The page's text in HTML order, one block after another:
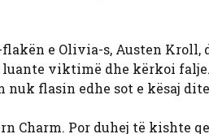
e Olivia-s, Austen Kroll,
luante viktimë dhe kërkoi
flasin edhe sot e kësaj
Charm. Por duhej të kishte